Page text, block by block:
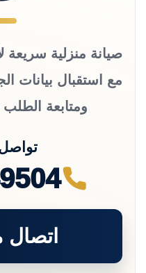
صيانة منزلية سريعة
مع استقبال بيانات
ومتابعة الطلب
تواصل
اتصال